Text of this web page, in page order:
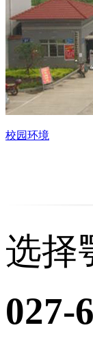
校园环境
选择
027-